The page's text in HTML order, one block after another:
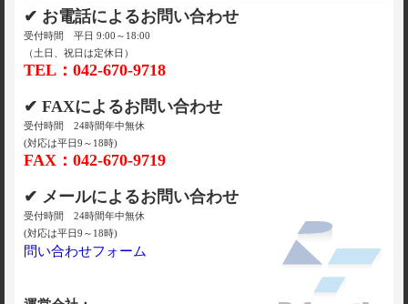
✔ お電話によるお問い合わせ
受付時間 平日 9:00～18:00
（土日、祝日は定休日）
TEL：042-670-9718
✔ FAXによるお問い合わせ
受付時間 24時間年中無休
(対応は平日9～18時)
FAX：042-670-9719
✔ メールによるお問い合わせ
受付時間 24時間年中無休
(対応は平日9～18時)
問い合わせフォーム